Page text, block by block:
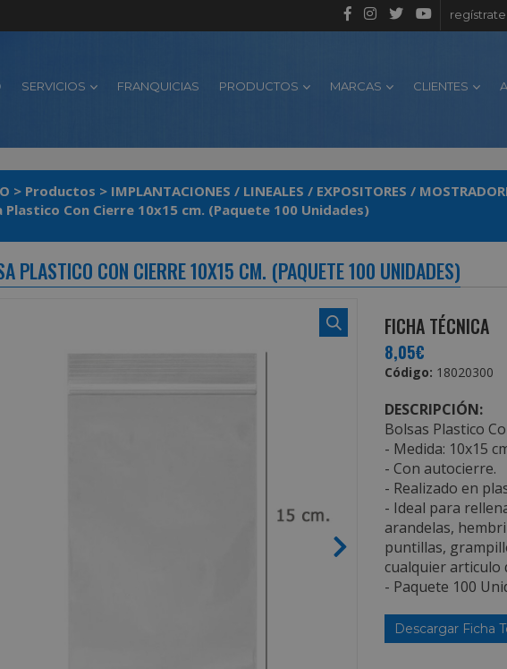
regístrate
SERVICIOS FRANQUICIAS PRODUCTOS MARCAS CLIENTES
> Productos > IMPLANTACIONES / LINEALES / EXPOSITORES /
Plastico Con Cierre 10x15 cm. (Paquete 100 Unidades)
PLASTICO CON CIERRE 10X15 CM. (PAQUETE 100 UNIDADES)
FICHA TÉCNICA
8,05€
Código: 18020300
DESCRIPCIÓN:
Bolsas Plastico
- Medida: 10x15
- Con autocierre.
- Realizado en
- Ideal para
arandelas,
puntillas,
cualquier articulo
- Paquete 100
Descargar Ficha